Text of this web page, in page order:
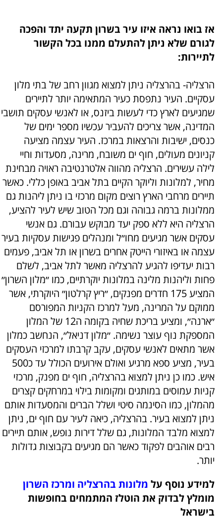
אז בואו נראה איזו עיר בשרון תקעה יתד והפכה
לגורם שלא ניתן להתעלם ממנו בכל הקשור
לתיירות:
הרצליה- בהרצליה ניתן למצוא מגוון רחב של בתי מלון
עסקיים. העיר נתפסת כעיר המתאימה יותר לתיירים
שמגיעים לארץ כדי לעשות ביזנס, או לאנשי עסקים תושבי
המדינה, אשר צריכים להעביר עכשיו מספר ימים של
כנסים, ישיבות והרצאות במרכז. העיר עצמה מציעה
קניונים מעולים, חוף ים משובח, מרינה, מסעדות וחיי
לילה עשירים. הרצליה מהווה אלטרנטיבה ראויה מבחינת
מחיר, למלונות וליוקר הקיים בתל אביב באופן כללי. כאשר
תיירים מרחבי הארץ רוצים מקום מרכזי בו ניתן ליהנות גם
ממלונות ברמה גבוהה וגם מכל הטוב שיש לעיר להציע,
הרצליה היא ללא ספק יעד מבוקש עבורם. גם אנשי
עסקים אשר מגיעים מחו״ל ומנהלים פגישות עסקיות בעיר
עצמה או באיזורי הייטק אחרים בשרון או תל אביב, פעמים
רבות יעדיפו להגיע להרצליה מאשר לתל אביב, לשלם
פחות וליהנות מלינה במלונות יוקרתיים, כמו ״מלון השרון״
המציע 175 חדרים מפנקים, ״ריץ קרלטון״ היוקרתי, אשר
ממוקם על המרינה, מעל למרכז הקניות המפורסם
״ארנה״, ומציע בריכת שחיה בקומה ה12 של המלון
המספקת נוף עוצר נשימה. ״מלון דניאל״, הנחשב כמלון
אשר מתאים לאנשי עסקים, עקב קרבתו למרכזי העסקים
בעיר, מציע ספא מרגיע ואולם אירועים הכולל עד כ500
איש. כמו כן ניתן למצוא בהרצליה, חוף ים מפנק, מרכזי
קניות עמוסים במותגים ומקומות בילוי במרחקים קצרים
מהמלון, כמו הסינמה סיטי ושלל הברים והמסעדות אותם
ניתן למצוא בעיר. בהרצליה, כיאה לעיר עם חוף ים, ניתן
למצוא מלבד המלונות, גם שלל דירות נופש, אותם תיירים
רבים אוהבים לפקוד כאשר הם מגיעים בקבוצות גדולות
יותר.
למידע נוסף על מלונות בהרצליה ומרכז השרון
מומלץ לבדוק את הוטלז המתמחים בחופשות
בישראל